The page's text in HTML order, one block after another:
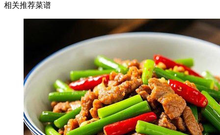
相关推荐菜谱